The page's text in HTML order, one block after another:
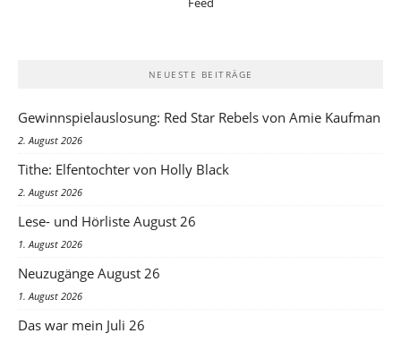
NEUESTE BEITRÄGE
Gewinnspielauslosung: Red Star Rebels von Amie Kaufman
2. August 2026
Tithe: Elfentochter von Holly Black
2. August 2026
Lese- und Hörliste August 26
1. August 2026
Neuzugänge August 26
1. August 2026
Das war mein Juli 26